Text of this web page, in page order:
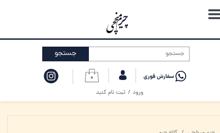
۰
ورود / ثبت نام کنید
حساب کاربری من
تغییر گذر واژه
خروج از حساب کاربری
جستجو